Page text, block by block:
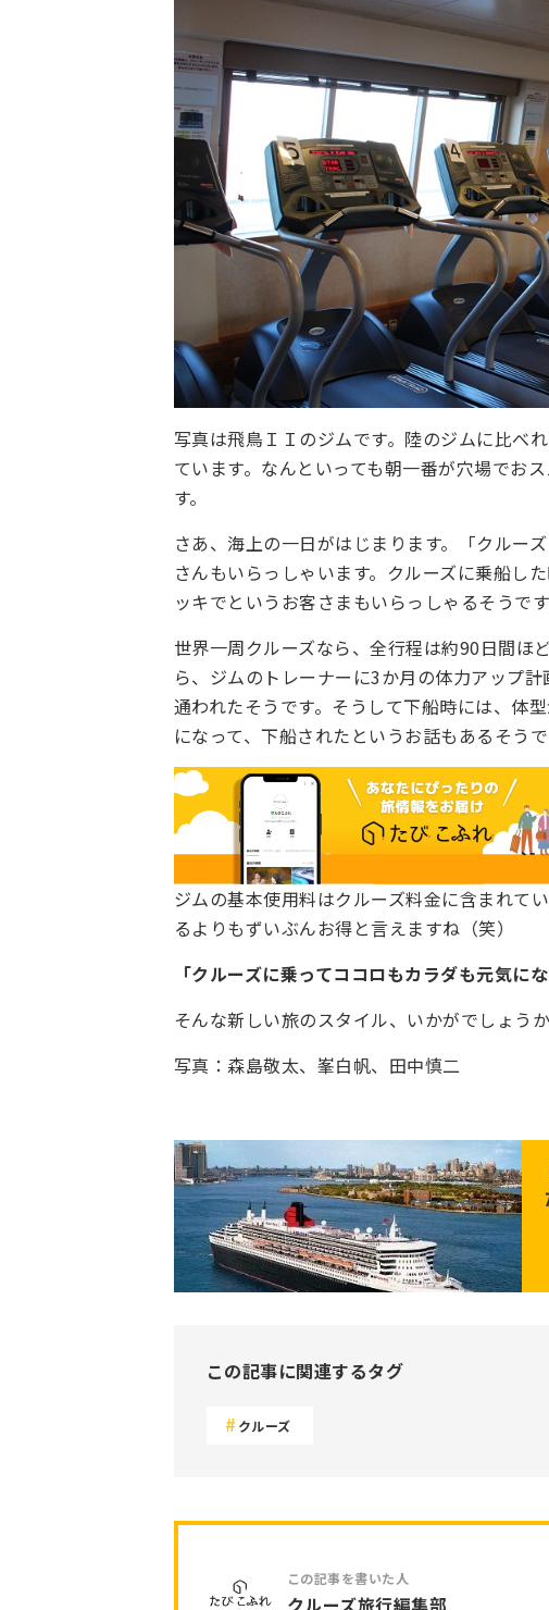
写真は飛鳥ＩＩのジムです。陸のジムに比べ
ています。なんといっても朝一番が穴場でお
す。
さあ、海上の一日がはじまります。「クルー
さんもいらっしゃいます。クルーズに乗船し
ッキでというお客さまもいらっしゃるそうです
世界一周クルーズなら、全行程は約90日間ほ
ら、ジムのトレーナーに3か月の体力アップ
通われたそうです。そうして下船時には、体
になって、下船されたというお話もあるそうで
ジムの基本使用料はクルーズ料金に含まれて
るよりもずいぶんお得と言えますね（笑）
「クルーズに乗ってココロもカラダも元気にな
そんな新しい旅のスタイル、いかがでしょう
写真：森島敬太、峯白帆、田中慎二
この記事に関連するタグ
クルーズ
クルーズ旅行編集部